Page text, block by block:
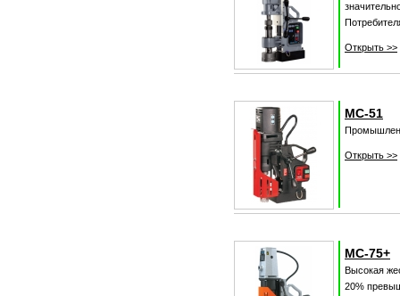
Открыть >>
МС-51
Открыть >>
МС-75+
Высокая
20%